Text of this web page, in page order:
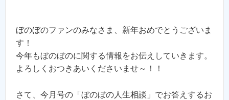
ぼのぼのファンのみなさま、新年おめでとうございま
す！
今年もぼのぼのに関する情報をお伝えしていきます。
よろしくおつきあいくださいませ～！！
さて、今月号の「ぼのぼの人生相談」でお答えするお